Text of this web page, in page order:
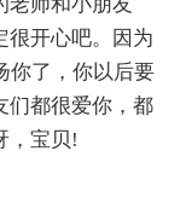
很开心吧。因为
你了，你以后要
们都很爱你，都
，宝贝!